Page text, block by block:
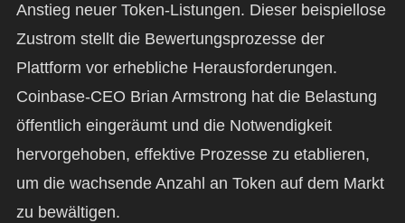
Anstieg neuer Token-Listungen. Dieser beispiellose
Zustrom stellt die Bewertungsprozesse der
Plattform vor erhebliche Herausforderungen.
Coinbase-CEO Brian Armstrong hat die Belastung
öffentlich eingeräumt und die Notwendigkeit
hervorgehoben, effektive Prozesse zu etablieren,
um die wachsende Anzahl an Token auf dem Markt
zu bewältigen.